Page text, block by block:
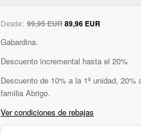
Desde: 99,95 EUR89,96 EUR
Gabardina.
Descuento incremental hasta el 20%
Descuento de 10% a la 1ª unidad,
familia Abrigo.
Ver condiciones de rebajas